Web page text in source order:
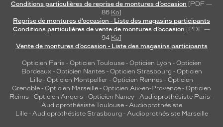
Conditions particulières de reprise de montures d’occasion [PDF —
86 Ko]
Reprise de montures d’occasion - Liste des magasins participants
Conditions particulières de vente de montures d’occasion [PDF —
94 Ko]
Vente de montures d’occasion - Liste des magasins participants
Opticien Paris - Opticien Toulouse- Opticien Lyon - Opticien
Bordeaux- Opticien Nantes - Opticien Strasbourg - Opticien
Lille - Opticien Montpellier - Opticien Rennes - Opticien
Grenoble - Opticien Marseille - Opticien Aix-en-Provence - Opticien
Reims - Opticien Angers - Opticien Nancy - Audioprothésiste Paris -
Audioprothésiste Toulouse- Audioprothésiste
Lille- Audioprothésiste Strasbourg - Audioprothésiste Marseille